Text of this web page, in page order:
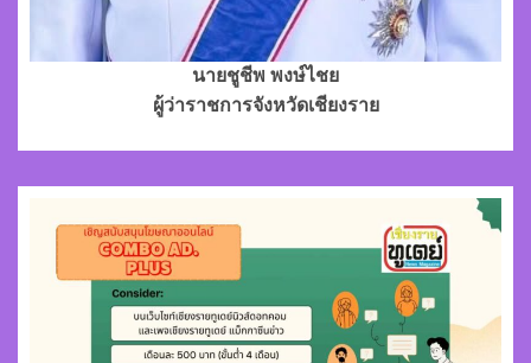
นายชูชีพ พงษ์ไชย
ผู้ว่าราชการจังหวัดเชียงราย